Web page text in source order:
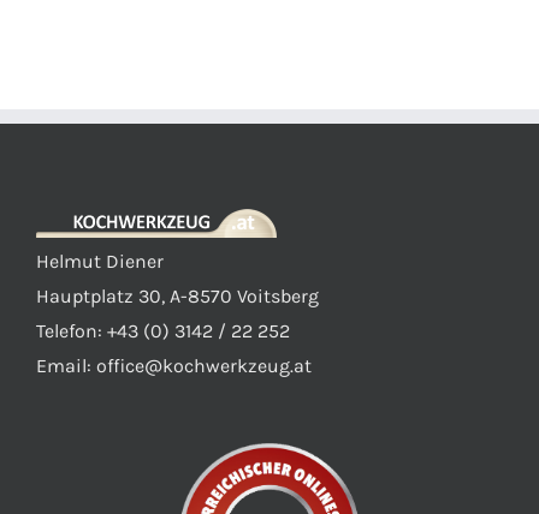
Helmut Diener
Hauptplatz 30, A-8570 Voitsberg
Telefon: +43 (0) 3142 / 22 252
Email: office@kochwerkzeug.at